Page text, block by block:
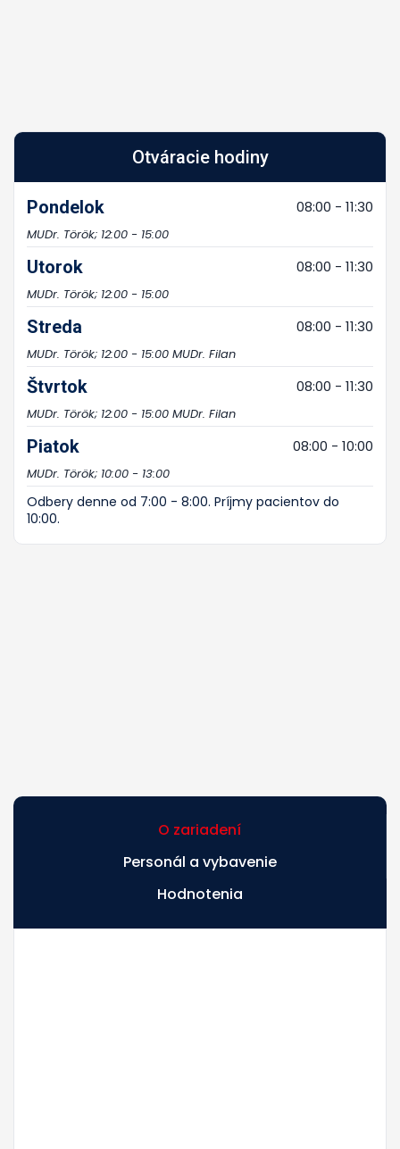
Otváracie hodiny
Pondelok 08:00 - 11:30
MUDr. Török; 12:00 - 15:00
Utorok 08:00 - 11:30
MUDr. Török; 12:00 - 15:00
Streda 08:00 - 11:30
MUDr. Török; 12:00 - 15:00 MUDr. Filan
Štvrtok 08:00 - 11:30
MUDr. Török; 12:00 - 15:00 MUDr. Filan
Piatok 08:00 - 10:00
MUDr. Török; 10:00 - 13:00
Odbery denne od 7:00 - 8:00. Príjmy pacientov do
10:00.
O zariadení
Personál a vybavenie
Hodnotenia